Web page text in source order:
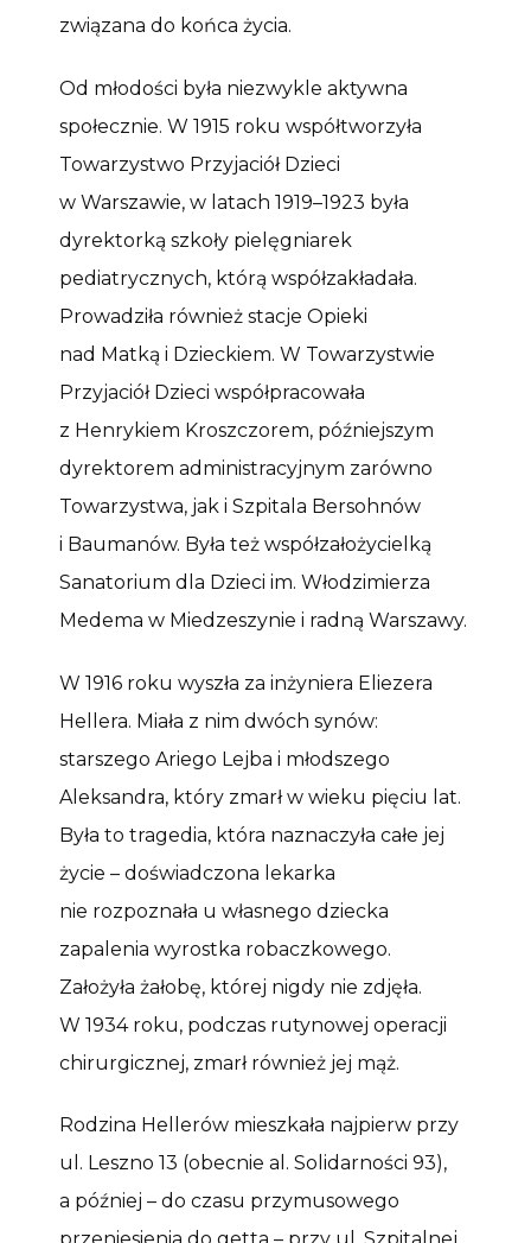
związana do końca życia.
Od młodości była niezwykle aktywna
społecznie. W 1915 roku współtworzyła
Towarzystwo Przyjaciół Dzieci
w Warszawie, w latach 1919–1923 była
dyrektorką szkoły pielęgniarek
pediatrycznych, którą współzakładała.
Prowadziła również stacje Opieki
nad Matką i Dzieckiem. W Towarzystwie
Przyjaciół Dzieci współpracowała
z Henrykiem Kroszczorem, późniejszym
dyrektorem administracyjnym zarówno
Towarzystwa, jak i Szpitala Bersohnów
i Baumanów. Była też współzałożycielką
Sanatorium dla Dzieci im. Włodzimierza
Medema w Miedzeszynie i radną Warszawy.
W 1916 roku wyszła za inżyniera Eliezera
Hellera. Miała z nim dwóch synów:
starszego Ariego Lejba i młodszego
Aleksandra, który zmarł w wieku pięciu lat.
Była to tragedia, która naznaczyła całe jej
życie – doświadczona lekarka
nie rozpoznała u własnego dziecka
zapalenia wyrostka robaczkowego.
Założyła żałobę, której nigdy nie zdjęła.
W 1934 roku, podczas rutynowej operacji
chirurgicznej, zmarł również jej mąż.
Rodzina Hellerów mieszkała najpierw przy
ul. Leszno 13 (obecnie al. Solidarności 93),
a później – do czasu przymusowego